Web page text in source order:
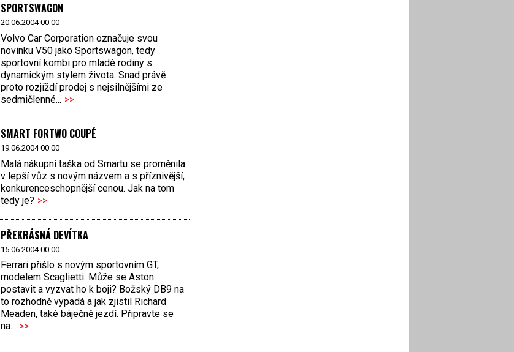
SPORTSWAGON
20.06.2004 00:00
Volvo Car Corporation označuje svou
novinku V50 jako Sportswagon, tedy
sportovní kombi pro mladé rodiny s
dynamickým stylem života. Snad právě
proto rozjíždí prodej s nejsilnějšími ze
sedmičlenné... >>
SMART FORTWO COUPÉ
19.06.2004 00:00
Malá nákupní taška od Smartu se proměnila
v lepší vůz s novým názvem a s příznivější,
konkurenceschopnější cenou. Jak na tom
tedy je? >>
PŘEKRÁSNÁ DEVÍTKA
15.06.2004 00:00
Ferrari přišlo s novým sportovním GT,
modelem Scaglietti. Může se Aston
postavit a vyzvat ho k boji? Božský DB9 na
to rozhodně vypadá a jak zjistil Richard
Meaden, také báječně jezdí. Připravte se
na... >>